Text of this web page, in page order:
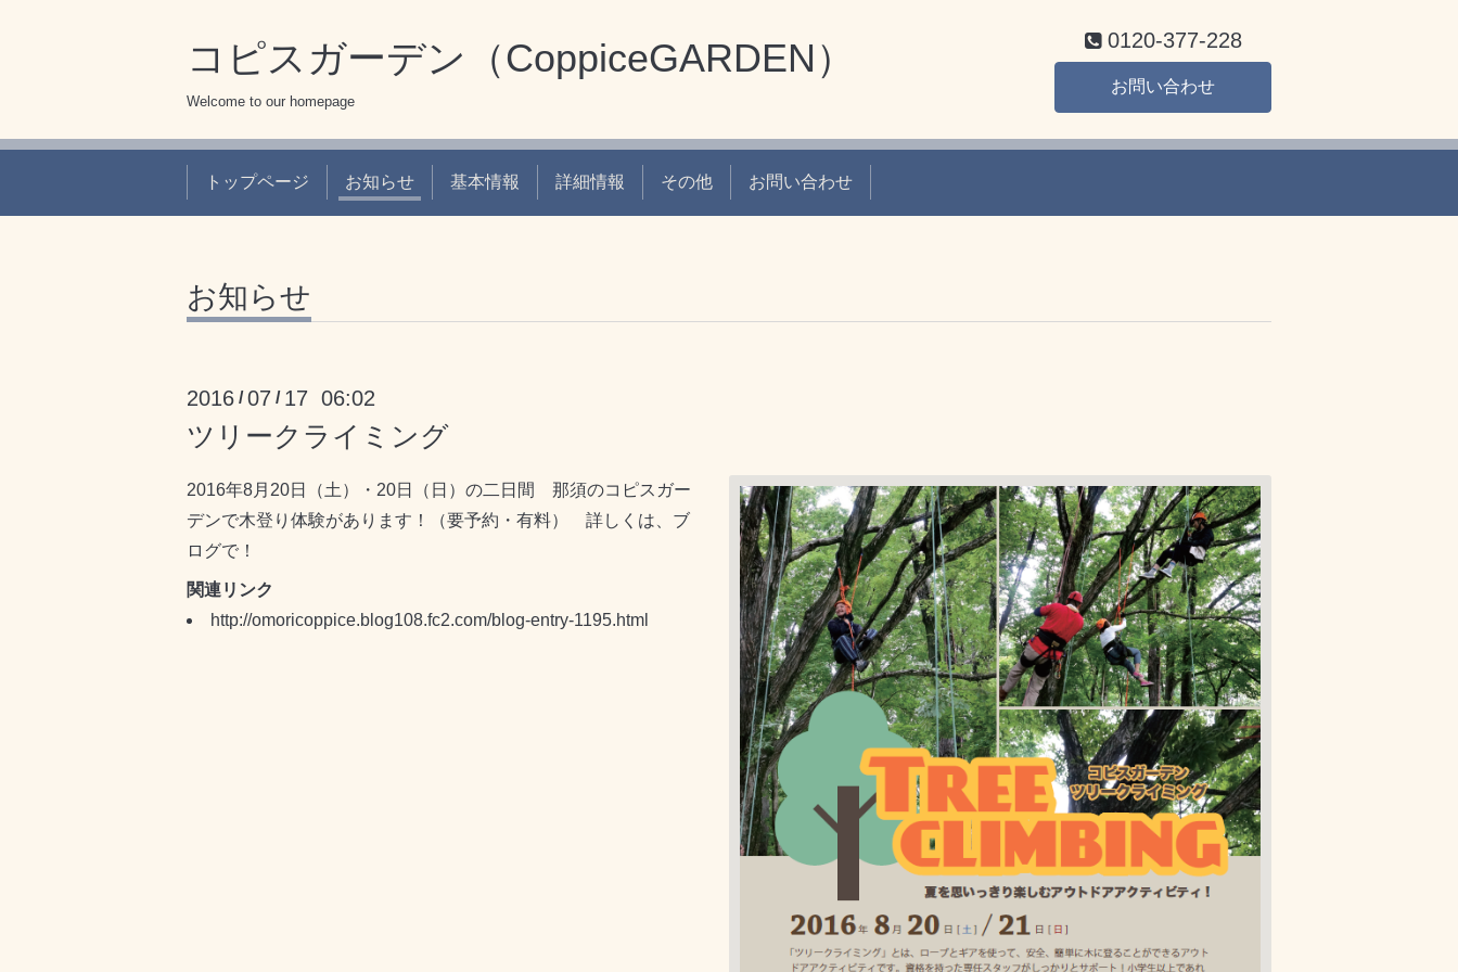
コピスガーデン（CoppiceGARDEN）
Welcome to our homepage
0120-377-228
お問い合わせ
トップページ お知らせ 基本情報 詳細情報 その他 お問い合わせ
お知らせ
2016 /07 / 17 06:02
ツリークライミング
2016年8月20日（土）・20日（日）の二日間 那須のコピスガー
デンで木登り体験があります！（要予約・有料） 詳しくは、ブ
ログで！
関連リンク
http://omoricoppice.blog108.fc2.com/blog-entry-1195.html